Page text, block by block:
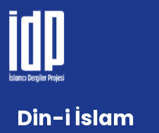
Din-i İslam